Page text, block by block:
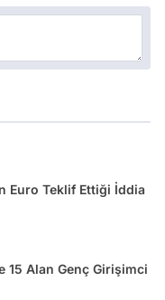
Euro Teklif Ettiği İddia
15 Alan Genç Girişimci